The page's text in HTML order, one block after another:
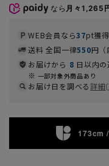
なら 月々1,265
WEB会員なら37pt獲得
送料 全国一律550円（
お届けから 8 日以内
一部対象外商品あり
お届け日を調べる詳細
173cm